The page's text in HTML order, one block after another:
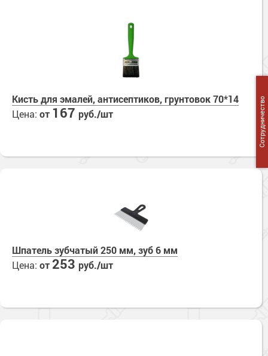
Кисть для эмалей, антисептиков, грунтовок 70*14
Цена: от 167 руб./шт
Шпатель зубчатый 250 мм, зуб 6 мм
Цена: от253 руб./шт
Сотрудничество